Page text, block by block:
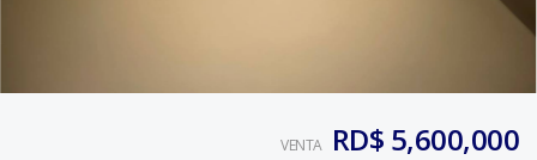
VENTA RD$ 5,600,000